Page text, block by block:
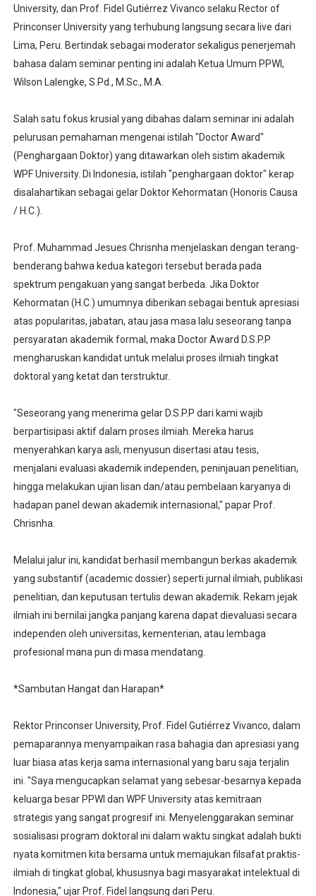
University, dan Prof. Fidel Gutiérrez Vivanco selaku Rector of
Princonser University yang terhubung langsung secara live dari
Lima, Peru. Bertindak sebagai moderator sekaligus penerjemah
bahasa dalam seminar penting ini adalah Ketua Umum PPWI,
Wilson Lalengke, S.Pd., M.Sc., M.A.
Salah satu fokus krusial yang dibahas dalam seminar ini adalah
pelurusan pemahaman mengenai istilah "Doctor Award"
(Penghargaan Doktor) yang ditawarkan oleh sistim akademik
WPF University. Di Indonesia, istilah "penghargaan doktor" kerap
disalahartikan sebagai gelar Doktor Kehormatan (Honoris Causa
/ H.C.).
Prof. Muhammad Jesues Chrisnha menjelaskan dengan terang-
benderang bahwa kedua kategori tersebut berada pada
spektrum pengakuan yang sangat berbeda. Jika Doktor
Kehormatan (H.C.) umumnya diberikan sebagai bentuk apresiasi
atas popularitas, jabatan, atau jasa masa lalu seseorang tanpa
persyaratan akademik formal, maka Doctor Award D.S.P.P
mengharuskan kandidat untuk melalui proses ilmiah tingkat
doktoral yang ketat dan terstruktur.
"Seseorang yang menerima gelar D.S.P.P dari kami wajib
berpartisipasi aktif dalam proses ilmiah. Mereka harus
menyerahkan karya asli, menyusun disertasi atau tesis,
menjalani evaluasi akademik independen, peninjauan penelitian,
hingga melakukan ujian lisan dan/atau pembelaan karyanya di
hadapan panel dewan akademik internasional," papar Prof.
Chrisnha.
Melalui jalur ini, kandidat berhasil membangun berkas akademik
yang substantif (academic dossier) seperti jurnal ilmiah, publikasi
penelitian, dan keputusan tertulis dewan akademik. Rekam jejak
ilmiah ini bernilai jangka panjang karena dapat dievaluasi secara
independen oleh universitas, kementerian, atau lembaga
profesional mana pun di masa mendatang.
*Sambutan Hangat dan Harapan*
Rektor Princonser University, Prof. Fidel Gutiérrez Vivanco, dalam
pemaparannya menyampaikan rasa bahagia dan apresiasi yang
luar biasa atas kerja sama internasional yang baru saja terjalin
ini. "Saya mengucapkan selamat yang sebesar-besarnya kepada
keluarga besar PPWI dan WPF University atas kemitraan
strategis yang sangat progresif ini. Menyelenggarakan seminar
sosialisasi program doktoral ini dalam waktu singkat adalah bukti
nyata komitmen kita bersama untuk memajukan filsafat praktis-
ilmiah di tingkat global, khususnya bagi masyarakat intelektual di
Indonesia," ujar Prof. Fidel langsung dari Peru.